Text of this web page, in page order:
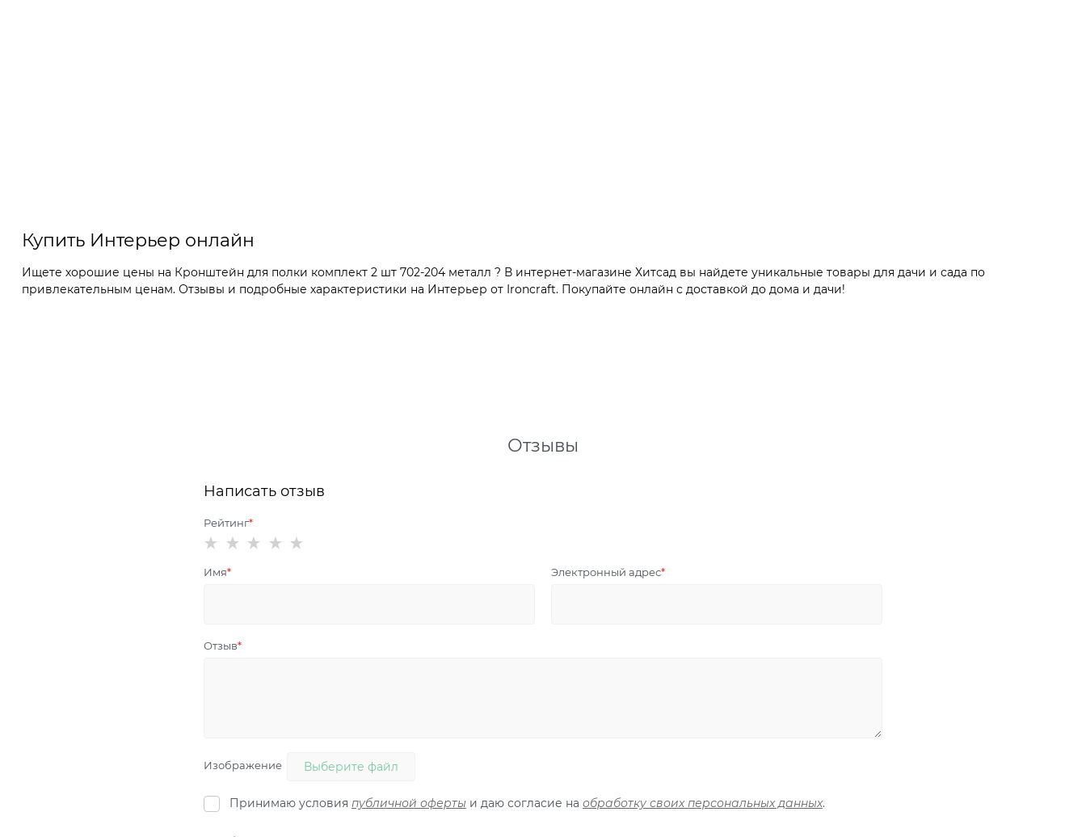
Купить Интерьер онлайн
Ищете хорошие цены на Кронштейн для полки комплект 2 шт 702-204 металл ? В интернет-магазине Хитсад вы найдете уникальные товары для дачи и сада по
привлекательным ценам. Отзывы и подробные характеристики на Интерьер от Ironcraft. Покупайте онлайн с доставкой до дома и дачи!
Отзывы
Написать отзыв
Рейтинг
Имя Электронный адрес
Отзыв
Изображение Выберите файл
Принимаю условия публичной оферты и даю согласие на обработку своих персональных данных.